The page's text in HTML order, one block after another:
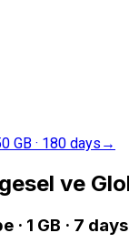
GB · 180 days →
ve
· 1 GB · 7 days